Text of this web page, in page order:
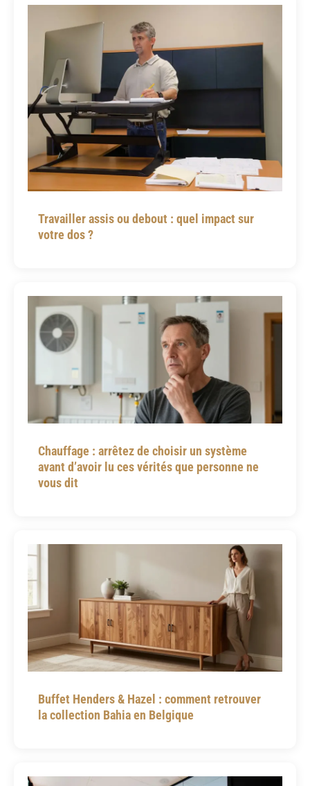
Travailler assis ou debout : quel impact sur
votre dos ?
Chauffage : arrêtez de choisir un système
avant d’avoir lu ces vérités que personne ne
vous dit
Buffet Henders & Hazel : comment retrouver
la collection Bahia en Belgique